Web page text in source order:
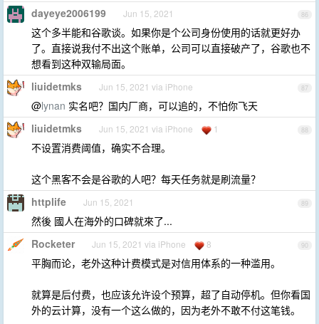
86
dayeye2006199 Jun 15, 2021
这个多半能和谷歌谈。如果你是个公司身份使用的话就更好办
了。直接说我付不出这个账单，公司可以直接破产了，谷歌也不
想看到这种双输局面。
87
liuidetmks Jun 15, 2021 via iPhone
@lynan 实名吧？国内厂商，可以追的，不怕你飞天
88
liuidetmks Jun 15, 2021 via iPhone 1
不设置消费阈值，确实不合理。
这个黑客不会是谷歌的人吧？每天任务就是刷流量？
89
httplife Jun 15, 2021
然後 國人在海外的口碑就來了...
90
Rocketer Jun 15, 2021 via iPhone 8
平胸而论，老外这种计费模式是对信用体系的一种滥用。
就算是后付费，也应该允许设个预算，超了自动停机。但你看国
外的云计算，没有一个这么做的，因为老外不敢不付这笔钱。